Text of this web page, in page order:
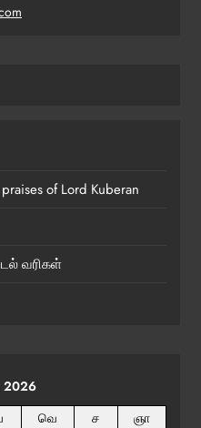
of Lord Kuberan
வரிகள்
வெ ச ஞா